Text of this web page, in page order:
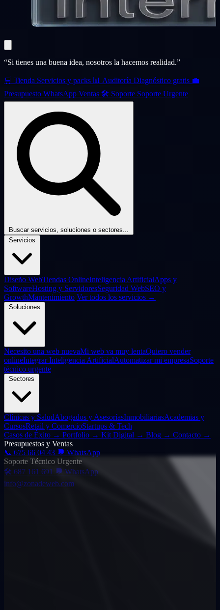
“Si tienes una buena idea, nosotros la hacemos realidad.”
🛒 Tienda Servicios y packs 📊 Auditoría Diagnóstico gratis 💼
Presupuesto WhatsApp Ventas 🛠️ Soporte Soporte Urgente
Buscar servicios, soluciones o sectores...
Servicios
Diseño WebTiendas OnlineInteligencia ArtificialApps y
SoftwareHosting y ServidoresSeguridad WebSEO y
GrowthMantenimiento Ver todos los servicios →
Soluciones
Necesito una web nuevaMi web va muy lentaQuiero vender
onlineIntegrar Inteligencia ArtificialAutomatizar mi empresaSoporte
técnico urgente
Sectores
Clínicas y SaludAbogados y AsesoríasInmobiliariasAcademias y
CursosRetail y ComercioStartups & Tech
Casos de Éxito → Portfolio → Kit Digital → Blog → Contacto →
Presupuestos y Ventas
📞 675 66 04 43 💬 WhatsApp
Soporte Técnico Urgente
🛠️ 687 161 691 💬 WhatsApp
info@zonadeweb.com